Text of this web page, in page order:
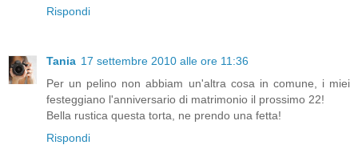
Rispondi
Tania 17 settembre 2010 alle ore 11:36
Per un pelino non abbiam un'altra cosa in comune, i miei
festeggiano l'anniversario di matrimonio il prossimo 22!
Bella rustica questa torta, ne prendo una fetta!
Rispondi